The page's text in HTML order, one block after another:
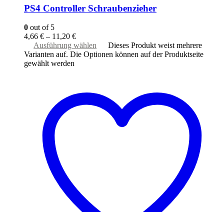
PS4 Controller Schraubenzieher
0 out of 5
4,66 € – 11,20 €
Ausführung wählen
Dieses Produkt weist mehrere
Varianten auf. Die Optionen können auf der Produktseite
gewählt werden